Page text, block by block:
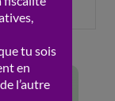
Basse